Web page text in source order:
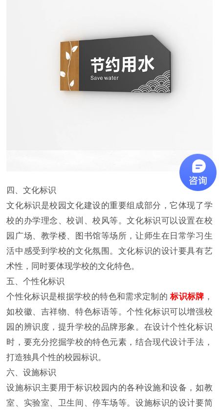
四、文化标识
文化标识是校园文化建设的重要组成部分，它体现了学
校的办学理念、校训、校风等。文化标识可以设置在校
园广场、教学楼、图书馆等场所，让师生在日常学习生
活中感受到学校的文化氛围。文化标识的设计要具有艺
术性，同时要体现学校的文化特色。
五、个性化标识
个性化标识是根据学校的特色和需求定制的标识标牌 ，
如校徽、吉祥物、特色标语等。个性化标识可以增强校
园的辨识度，提升学校的品牌形象。在设计个性化标识
时，要充分挖掘学校的特色元素，结合现代设计手法，
打造独具个性的校园标识。
六、设施标识
设施标识主要用于标识校园内的各种设施和设备，如教
室、实验室、卫生间、停车场等。设施标识的设计要简